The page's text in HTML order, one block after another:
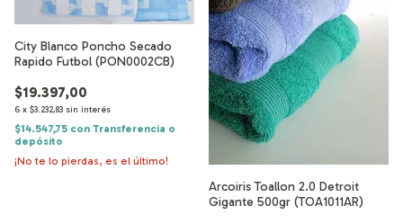
City Blanco Poncho Secado
Rapido Futbol (PON0002CB)
$19.397,00
6 x $3.232,83 sin interés
$14.547,75 con Transferencia o
depósito
¡No te lo pierdas, es el último!
Arcoiris Toallon 2.0 Detroit
Gigante 500gr (TOA1011AR)